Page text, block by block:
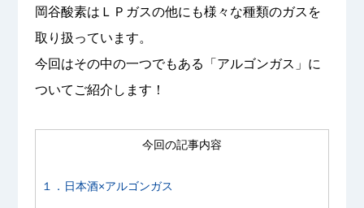
岡谷酸素はＬＰガスの他にも様々な種類のガスを
取り扱っています。
今回はその中の一つでもある「アルゴンガス」に
ついてご紹介します！
今回の記事内容
１．日本酒×アルゴンガス